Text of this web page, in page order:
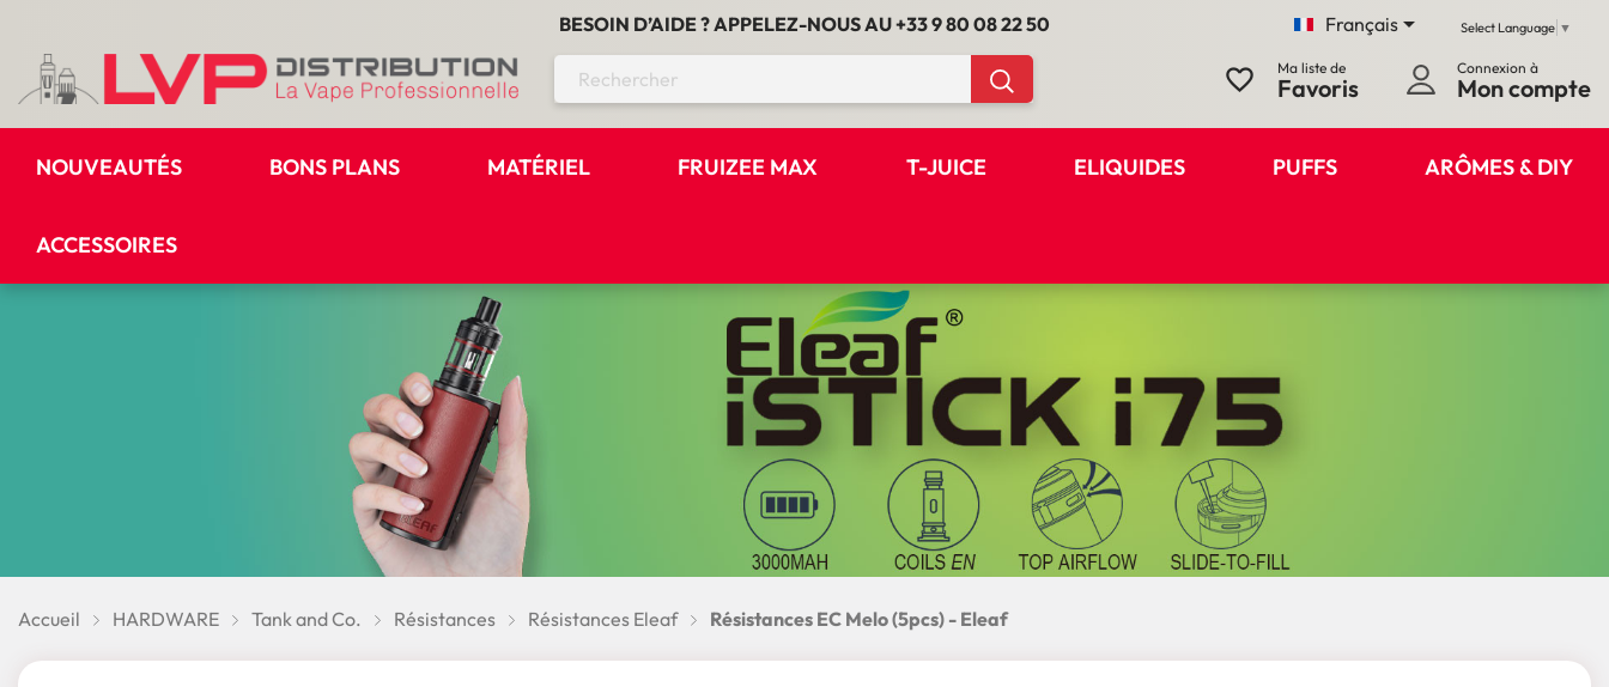
BESOIN D’AIDE ? APPELEZ-NOUS AU+33 9 80 08 22 50 Français Select Language ▼
favorite_border Ma liste de
Favoris
Connexion à
Mon compte
NOUVEAUTÉS BONS PLANS MATÉRIEL FRUIZEE MAX T-JUICE ELIQUIDES PUFFS ARÔMES & DIY
ACCESSOIRES
Accueil HARDWARE Tank and Co. Résistances Résistances Eleaf Résistances EC Melo (5pcs) - Eleaf